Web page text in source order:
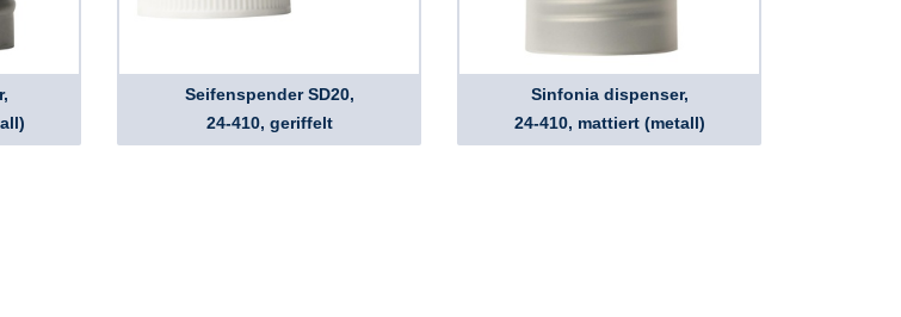
Seifenspender SD20,
24-410, geriffelt
Sinfonia dispenser,
24-410, mattiert (metall)